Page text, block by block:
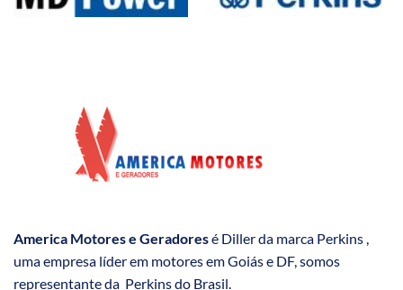
America Motores e Geradoresé Diller da marca Perkins ,
uma empresa líder em motores em Goiás e DF, somos
representante da Perkins do Brasil.